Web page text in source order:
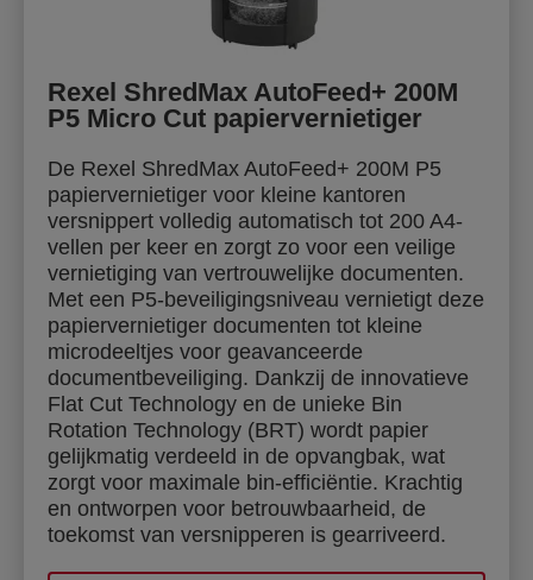
Rexel ShredMax AutoFeed+ 200M
P5 Micro Cut papiervernietiger
De Rexel ShredMax AutoFeed+ 200M P5
papiervernietiger voor kleine kantoren
versnippert volledig automatisch tot 200 A4-
vellen per keer en zorgt zo voor een veilige
vernietiging van vertrouwelijke documenten.
Met een P5-beveiligingsniveau vernietigt deze
papiervernietiger documenten tot kleine
microdeeltjes voor geavanceerde
documentbeveiliging. Dankzij de innovatieve
Flat Cut Technology en de unieke Bin
Rotation Technology (BRT) wordt papier
gelijkmatig verdeeld in de opvangbak, wat
zorgt voor maximale bin-efficiëntie. Krachtig
en ontworpen voor betrouwbaarheid, de
toekomst van versnipperen is gearriveerd.